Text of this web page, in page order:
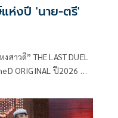
ห่งปี 'นาย-ตรี'
วดี” THE LAST DUEL
ORIGINAL ปี2026 ที่
งพี่น้อง” ก่อเกิดเป็น
ที่ยิ่งใหญ่ที่สุดใน